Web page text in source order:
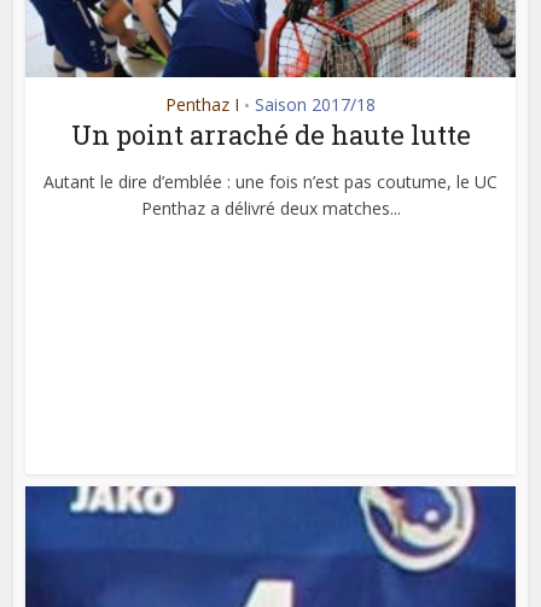
Penthaz I • Saison 2017/18
Un point arraché de haute lutte
Autant le dire d’emblée : une fois n’est pas coutume, le UC
Penthaz a délivré deux matches...